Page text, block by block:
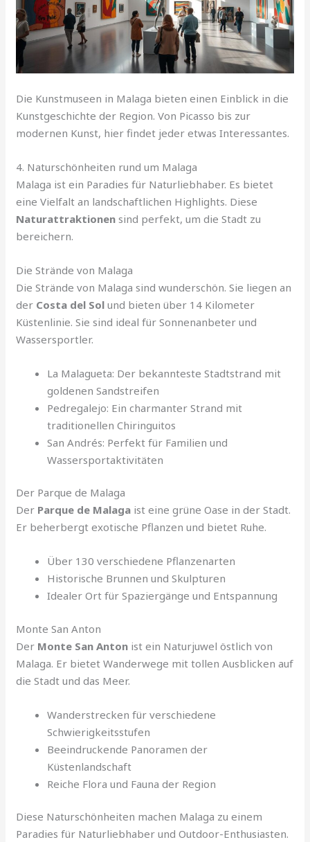
Die Kunstmuseen in Malaga bieten einen Einblick in die
Kunstgeschichte der Region. Von Picasso bis zur
modernen Kunst, hier findet jeder etwas Interessantes.
4. Naturschönheiten rund um Malaga
Malaga ist ein Paradies für Naturliebhaber. Es bietet
eine Vielfalt an landschaftlichen Highlights. Diese
Naturattraktionen sind perfekt, um die Stadt zu
bereichern.
Die Strände von Malaga
Die Strände von Malaga sind wunderschön. Sie liegen an
der Costa del Sol und bieten über 14 Kilometer
Küstenlinie. Sie sind ideal für Sonnenanbeter und
Wassersportler.
La Malagueta: Der bekannteste Stadtstrand mit
goldenen Sandstreifen
Pedregalejo: Ein charmanter Strand mit
traditionellen Chiringuitos
San Andrés: Perfekt für Familien und
Wassersportaktivitäten
Der Parque de Malaga
Der Parque de Malaga ist eine grüne Oase in der Stadt.
Er beherbergt exotische Pflanzen und bietet Ruhe.
Über 130 verschiedene Pflanzenarten
Historische Brunnen und Skulpturen
Idealer Ort für Spaziergänge und Entspannung
Monte San Anton
Der Monte San Anton ist ein Naturjuwel östlich von
Malaga. Er bietet Wanderwege mit tollen Ausblicken auf
die Stadt und das Meer.
Wanderstrecken für verschiedene
Schwierigkeitsstufen
Beeindruckende Panoramen der
Küstenlandschaft
Reiche Flora und Fauna der Region
Diese Naturschönheiten machen Malaga zu einem
Paradies für Naturliebhaber und Outdoor-Enthusiasten.